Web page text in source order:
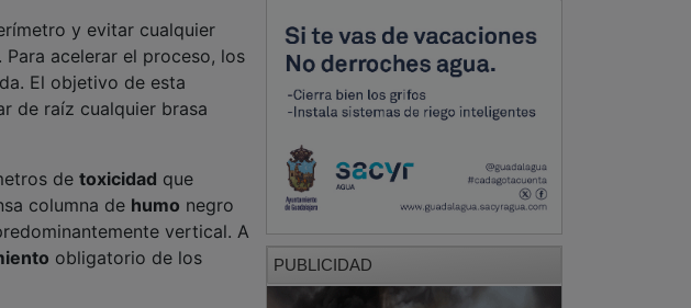
y evitar cualquier
acelerar el proceso, los
El objetivo de esta
de raíz cualquier brasa
de toxicidad que
columna de humo negro
vertical. A
obligatorio de los
PUBLICIDAD